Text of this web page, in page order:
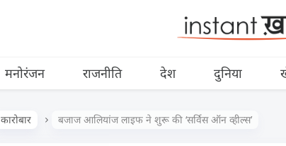
मनोरंजन राजनीति देश दुनिया
कारोबार बजाज आलियांज लाइफ ने शुरू की ‘सर्विस ऑन व्हील्स’